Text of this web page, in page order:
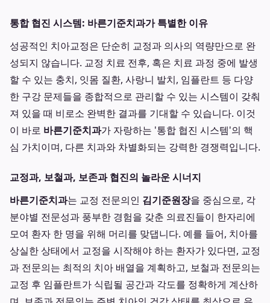
통합 협진 시스템: 바른기준치과가 특별한 이유
성공적인 치아교정은 단순히 교정과 의사의 역량만으로 완
성되지 않습니다. 교정 치료 전후, 혹은 치료 과정 중에 발생
할 수 있는 충치, 잇몸 질환, 사랑니 발치, 임플란트 등 다양
한 구강 문제들을 종합적으로 관리할 수 있는 시스템이 갖춰
져 있을 때 비로소 완벽한 결과를 기대할 수 있습니다. 이것
이 바로 바른기준치과가 자랑하는 '통합 협진 시스템'의 핵
심 가치이며, 다른 치과와 차별화되는 강력한 경쟁력입니다.
교정과, 보철과, 보존과 협진의 놀라운 시너지
바른기준치과는 교정 전문의인 김기준원장을 중심으로, 각
분야별 전문성과 풍부한 경험을 갖춘 의료진들이 한자리에
모여 환자 한 명을 위해 머리를 맞댑니다. 예를 들어, 치아를
상실한 상태에서 교정을 시작해야 하는 환자가 있다면, 교정
과 전문의는 최적의 치아 배열을 계획하고, 보철과 전문의는
교정 후 임플란트가 식립될 공간과 각도를 정확하게 계산하